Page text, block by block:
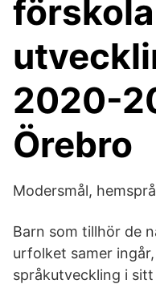
2020-
Örebro
Modersmål,
Barn som tillhör de
urfolket samer
språkutveckling i